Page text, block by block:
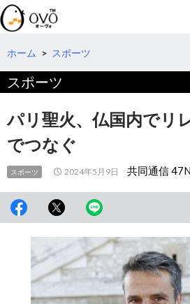
検
索
コ
テ
へ
動
ホーム > スポーツ
スポーツ
パリ聖火、仏国内でリ
でつなぐ
スポーツ 2024年5月9日 共同通信